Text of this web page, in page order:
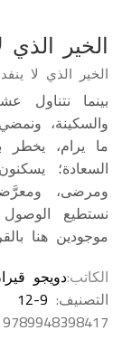
الخير
الخير الذي لا
بينما نتناول
والسكينة،
ما يرام، يخطر
السعادة؛
ومرضى،
نستطيع
موجودين هنا
الكاتبدويجو
التصنيف: 12-9
9789948398417